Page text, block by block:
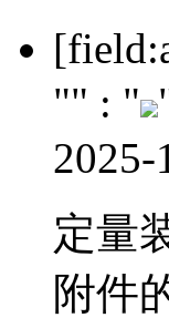
"" : "
2025-
定量
附件